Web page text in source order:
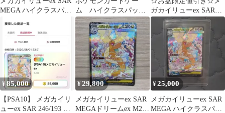
MEGA ハイクラスパッ
ム ハイクラスパック
MEGAドリームex メ
ガカイリューex
ガカイリューex SAR
MEGA ハイクラスパッ
¥85,000
【PSA10】 メガカイリ
ューex SAR 246/193 メ
¥29,800
メガカイリューex SAR
MEGAドリームex M2a
¥25,000
メガカイリューex SAR
MEGA ハイクラスパッ